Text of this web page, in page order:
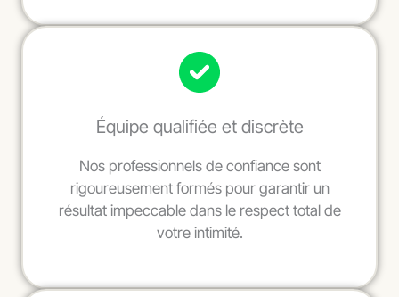
Équipe qualifiée et discrète
Nos professionnels de confiance sont
rigoureusement formés pour garantir un
résultat impeccable dans le respect total de
votre intimité.